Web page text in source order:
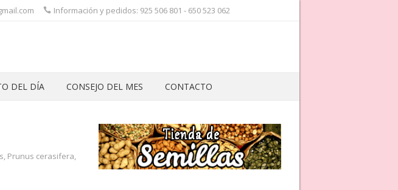
Información y pedidos: 925 506 801 - 650 523 062
DEL DÍA CONSEJO DEL MES CONTACTO
, Prunus cerasifera,